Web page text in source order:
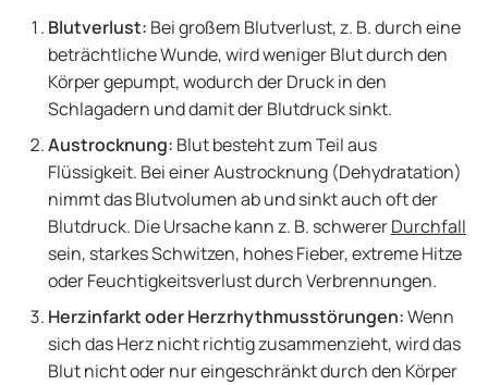
Blutverlust: Bei großem Blutverlust, z. B. durch eine
beträchtliche Wunde, wird weniger Blut durch den
Körper gepumpt, wodurch der Druck in den
Schlagadern und damit der Blutdruck sinkt.
Austrocknung: Blut besteht zum Teil aus
Flüssigkeit. Bei einer Austrocknung (Dehydratation)
nimmt das Blutvolumen ab und sinkt auch oft der
Blutdruck. Die Ursache kann z. B. schwererDurchfall
sein, starkes Schwitzen, hohes Fieber, extreme Hitze
oder Feuchtigkeitsverlust durch Verbrennungen.
Herzinfarkt oder Herzrhythmusstörungen:Wenn
sich das Herz nicht richtig zusammenzieht, wird das
Blut nicht oder nur eingeschränkt durch den Körper